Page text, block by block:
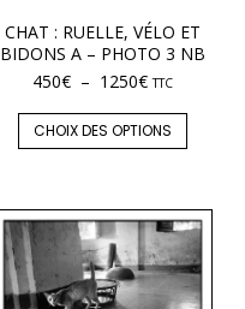
CHAT : RUELLE, VÉLO ET
BIDONS A – PHOTO 3 NB
450€ – 1250€ TTC
CHOIX DES OPTIONS